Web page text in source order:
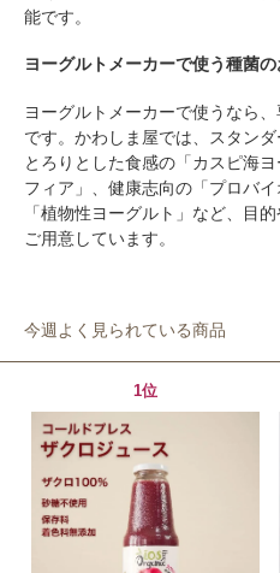
能です。
ヨーグルトメーカーで使う種菌
ヨーグルトメーカーで使うなら
です。かわしま屋では、スタンダ
とろりとした食感の「カスピ海
フィア」、健康志向の「プロバ
「植物性ヨーグルト」など、目
ご用意しています。
今週よく見られている商品
1位